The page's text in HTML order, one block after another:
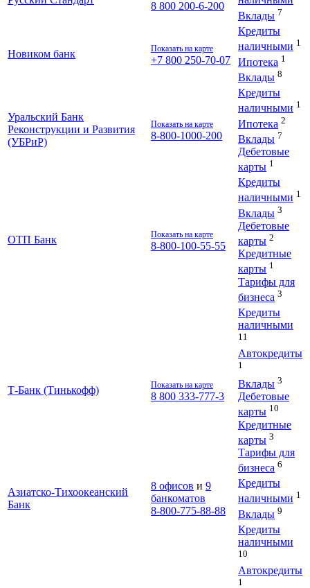
8 800 200-6-200
Вклады 7
Новиком банк Показать на карте
+7 800 250-70-07
Кредиты
наличными 1
Ипотека 1
Вклады 8
Уральский Банк
Реконструкции и Развития
(УБРиР)
Показать на карте
8-800-1000-200
Кредиты
наличными 1
Ипотека 2
Вклады 7
Дебетовые
карты 1
ОТП Банк Показать на карте
8-800-100-55-55
Кредиты
наличными 1
Вклады 3
Дебетовые
карты 2
Кредитные
карты 1
Тарифы для
бизнеса 3
Т-Банк (Тинькофф) Показать на карте
8 800 333-777-3
Кредиты
наличными
11
Автокредиты
1
Вклады 3
Дебетовые
карты 10
Кредитные
карты 3
Тарифы для
бизнеса 6
Азиатско-Тихоокеанский
Банк
8 офисов и 9
банкоматов
8-800-775-88-88
Кредиты
наличными 1
Вклады 9
Кредиты
наличными
10
Автокредиты
1